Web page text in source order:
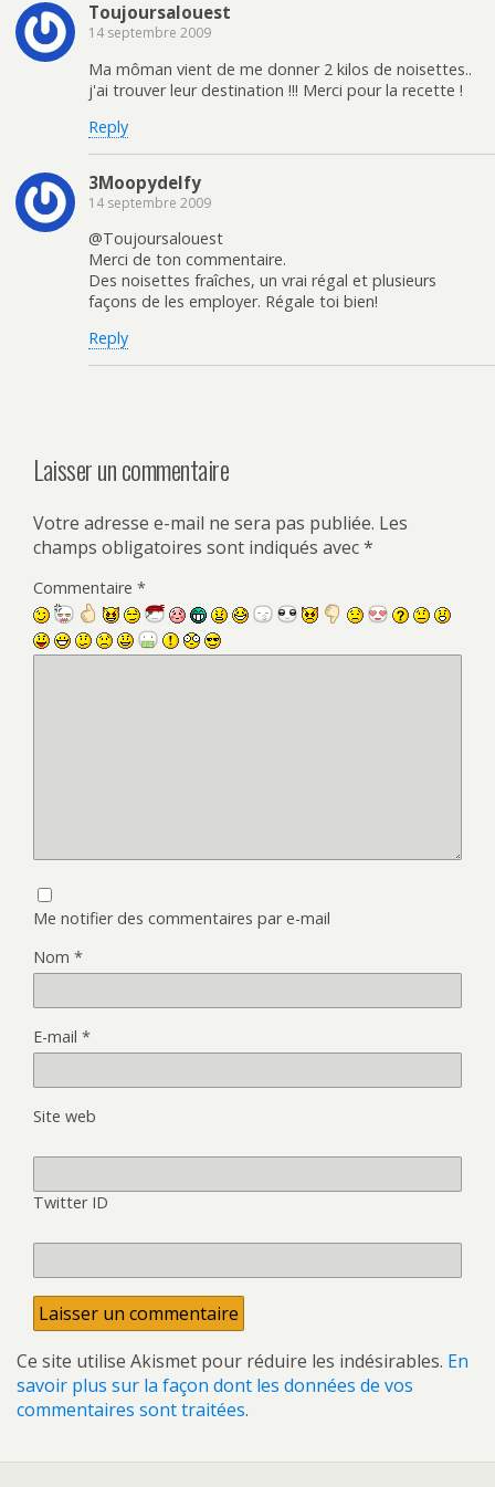
Toujoursalouest
14 septembre 2009
Ma môman vient de me donner 2 kilos de noisettes..
j'ai trouver leur destination !!! Merci pour la recette !
Reply
3Moopydelfy
14 septembre 2009
@Toujoursalouest
Merci de ton commentaire.
Des noisettes fraîches, un vrai régal et plusieurs
façons de les employer. Régale toi bien!
Reply
Laisser un commentaire
Votre adresse e-mail ne sera pas publiée. Les
champs obligatoires sont indiqués avec*
Commentaire *
Me notifier des commentaires par e-mail
Nom *
E-mail *
Site web
Twitter ID
Ce site utilise Akismet pour réduire les indésirables. En
savoir plus sur la façon dont les données de vos
commentaires sont traitées.